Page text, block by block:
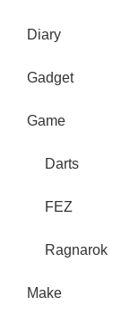
Diary
Gadget
Game
Darts
FEZ
Ragnarok
Make